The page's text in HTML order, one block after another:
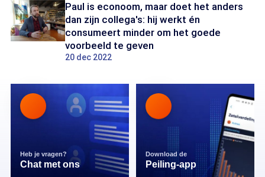
Paul is econoom, maar doet het anders
dan zijn collega's: hij werkt én
consumeert minder om het goede
voorbeeld te geven
20 dec 2022
Heb je vragen?
Chat met ons
Download de
Peiling-app